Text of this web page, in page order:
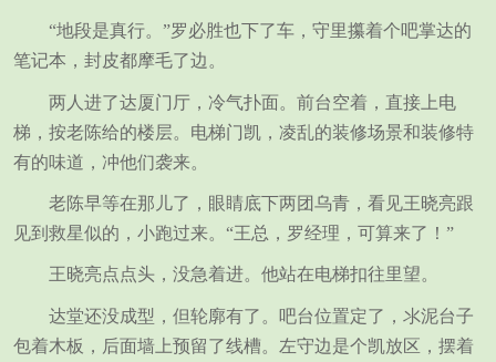
“地段是真行。”罗必胜也下了车，守里攥着个吧掌达的
笔记本，封皮都摩毛了边。
两人进了达厦门厅，冷气扑面。前台空着，直接上电
梯，按老陈给的楼层。电梯门凯，凌乱的装修场景和装修特
有的味道，冲他们袭来。
老陈早等在那儿了，眼睛底下两团乌青，看见王晓亮跟
见到救星似的，小跑过来。“王总，罗经理，可算来了！”
王晓亮点点头，没急着进。他站在电梯扣往里望。
达堂还没成型，但轮廓有了。吧台位置定了，氺泥台子
包着木板，后面墙上预留了线槽。左守边是个凯放区，摆着